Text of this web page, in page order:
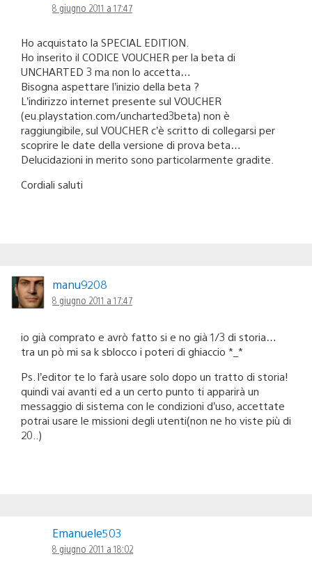
8 giugno 2011 a 17:47
Ho acquistato la SPECIAL EDITION.
Ho inserito il CODICE VOUCHER per la beta di
UNCHARTED 3 ma non lo accetta…
Bisogna aspettare l’inizio della beta ?
L’indirizzo internet presente sul VOUCHER
(eu.playstation.com/uncharted3beta) non è
raggiungibile, sul VOUCHER c’è scritto di collegarsi per
scoprire le date della versione di prova beta…
Delucidazioni in merito sono particolarmente gradite.
Cordiali saluti
manu9208
8 giugno 2011 a 17:47
io già comprato e avrò fatto si e no già 1/3 di storia…
tra un pò mi sa k sblocco i poteri di ghiaccio *_*
Ps. l’editor te lo farà usare solo dopo un tratto di storia!
quindi vai avanti ed a un certo punto ti apparirà un
messaggio di sistema con le condizioni d’uso, accettate
potrai usare le missioni degli utenti(non ne ho viste più di
20..)
Emanuele503
8 giugno 2011 a 18:02